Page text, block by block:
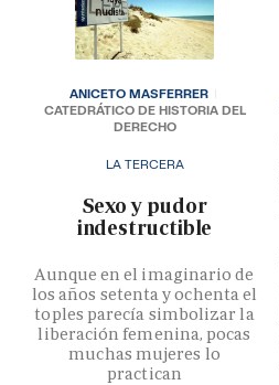
LA TERCERA
­Sexo y pudor
indestructible
Aunque en el imaginario de
los años setenta y ochenta el
toples parecía simbolizar la
liberación femenina, pocas
muchas mujeres lo
practican
ANICETO MASFERRER
CATEDRÁTICO DE HISTORIA DEL
DERECHO